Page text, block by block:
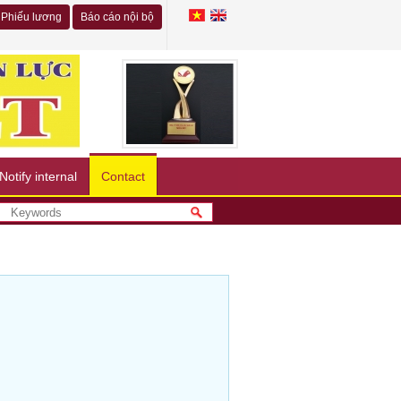
Phiếu lương Báo cáo nội bộ
Notify internal Contact